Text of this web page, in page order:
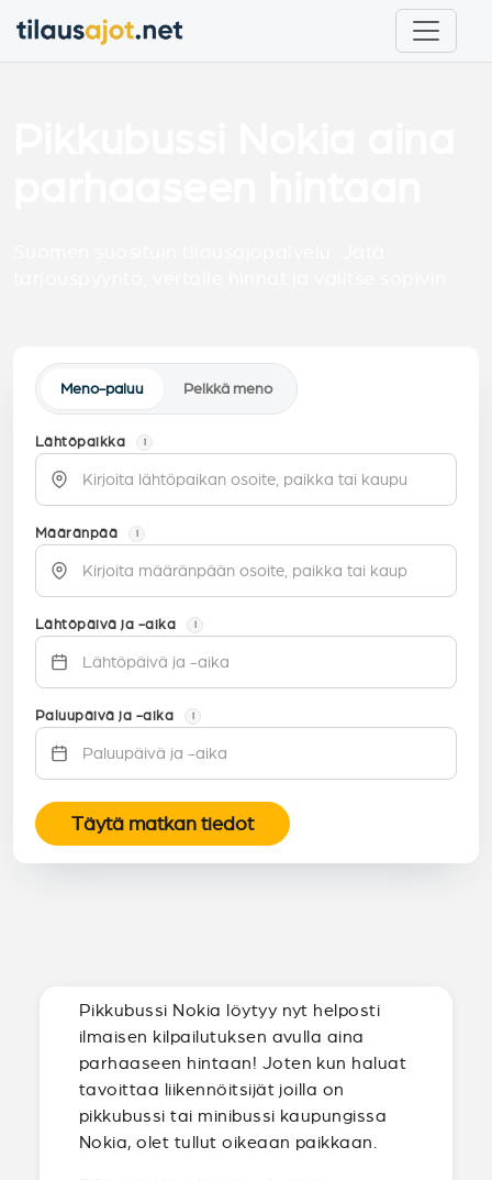
Meno-paluu Pelkkä meno
Lähtöpaikka i
Määränpää i
Lähtöpäivä ja -aika i
Paluupäivä ja -aika i
Täytä matkan tiedot
Pikkubussi Nokia löytyy nyt helposti
ilmaisen kilpailutuksen avulla aina
parhaaseen hintaan! Joten kun haluat
tavoittaa liikennöitsijät joilla on
pikkubussi tai minibussi kaupungissa
Nokia, olet tullut oikeaan paikkaan.